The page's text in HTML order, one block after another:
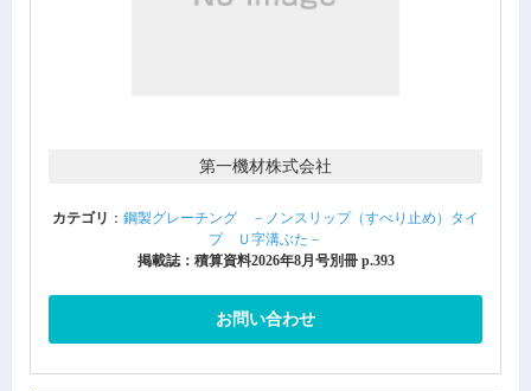
第一機材株式会社
カテゴリ ： 鋼製グレーチング －ノンスリップ（すべり止め）タイ
プ Ｕ字溝ぶた－
掲載誌：積算資料2026年8月号別冊 p.393
お問い合わせ